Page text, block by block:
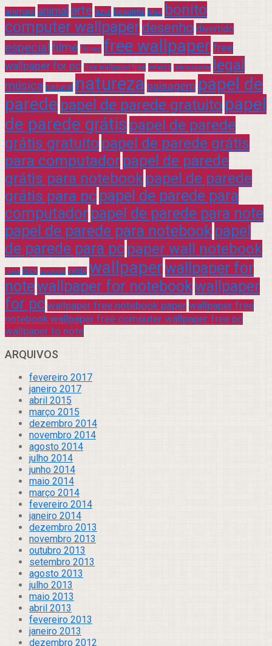
animais animal arte azul beautiful blue bonito
computer wallpaper desenho divertido
especial filme filmes free wallpaper free
wallpaper for pc free wallpaper free infantil interessante legal
música natural natureza paisagem papel de
parede papel de parede gratuito papel
de parede grátis papel de parede
grátis gratuito papel de parede grátis
para computador papel de parede
grátis para notebook papel de parede
grátis para pc papel de parede para
computador papel de parede para note
papel de parede para notebook papel
de parede para pc paper wall notebook
praia rock sucesso verde wallpaperwallpaper for
notewallpaper for notebookwallpaper
for pc wallpaper free notebook paper wallpaper free
notebook wallpaper free computer wallpaper free pc
wallpaper to note
ARQUIVOS
fevereiro 2017
janeiro 2017
abril 2015
março 2015
dezembro 2014
novembro 2014
agosto 2014
julho 2014
junho 2014
maio 2014
março 2014
fevereiro 2014
janeiro 2014
dezembro 2013
novembro 2013
outubro 2013
setembro 2013
agosto 2013
julho 2013
maio 2013
abril 2013
fevereiro 2013
janeiro 2013
dezembro 2012